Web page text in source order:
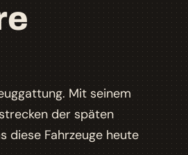
Mit seinem
der späten
diese Fahrzeuge heute